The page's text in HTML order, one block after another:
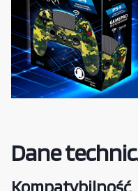
Dane